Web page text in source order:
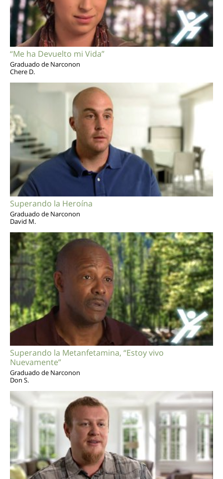
“Me ha Devuelto mi Vida”
Graduado de Narconon
Chere D.
Superando la Heroína
Graduado de Narconon
David M.
Superando la Metanfetamina, “Estoy vivo
Nuevamente”
Graduado de Narconon
Don S.